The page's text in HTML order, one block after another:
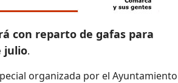
con reparto de gafas para
julio.
organizada por el Ayuntamiento